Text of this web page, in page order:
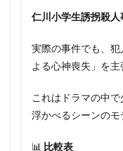
仁川小学生誘拐殺
実際の事件でも、
よる心神喪失」を主
これはドラマの中
浮かべるシーンのモ
📊 比較表